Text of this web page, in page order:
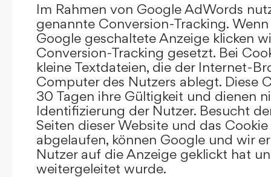
Im Rahmen von Google AdWords
genannte Conversion-Tracking.
Google geschaltete Anzeige klicken
Conversion-Tracking gesetzt. Bei
kleine Textdateien, die der Internet-
Computer des Nutzers ablegt. Diese
30 Tagen ihre Gültigkeit und dienen
Identifizierung der Nutzer. Besucht
Seiten dieser Website und das
abgelaufen, können Google und wir
Nutzer auf die Anzeige geklickt hat
weitergeleitet wurde.